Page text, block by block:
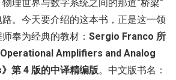
理世界与数字系统之间的那道”桥梁”
。今天要介绍的这本书，正是这一领
奉为经典的教材： Sergio Franco 所
Amplifiers and Analog
第 4 版的中译精编版。中文版书名：